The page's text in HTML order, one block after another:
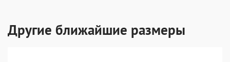
Другие ближайшие размеры